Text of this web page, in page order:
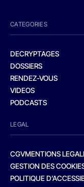
CATEGORIES
DECRYPTAGES
DOSSIERS
RENDEZ-VOUS
VIDEOS
PODCASTS
LEGAL
CGVMENTIONS
GESTION DES
POLITIQUE